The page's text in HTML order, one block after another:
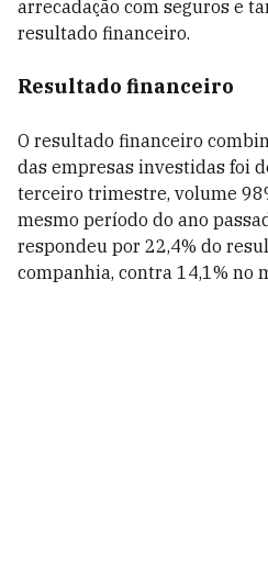
arrecadação com seguros e
resultado financeiro.
Resultado financeiro
O resultado financeiro
das empresas investidas foi
terceiro trimestre, volume
mesmo período do ano
respondeu por 22,4% do
companhia, contra 14,1% no